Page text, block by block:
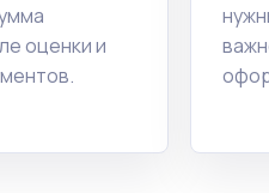
оценки и